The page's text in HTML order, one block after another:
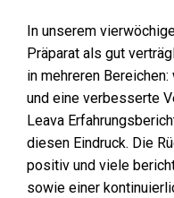
In unserem
Präparat als gut
in mehreren
und eine verbesserte
Leava
diesen Eindruck. Die
positiv und viele
sowie einer